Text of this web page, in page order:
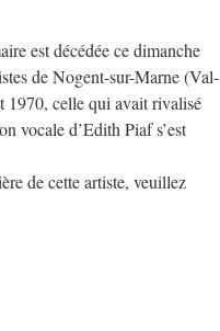
est décédée ce dimanche
de Nogent-sur-Marne (Val-
1970, celle qui avait rivalisé
vocale d’Edith Piaf s’est
de cette artiste, veuillez